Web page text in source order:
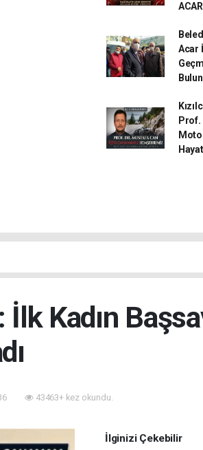
Acar
Prof.
İlk Kadın
43463+ kez okundu.
İlginizi Çekebilir